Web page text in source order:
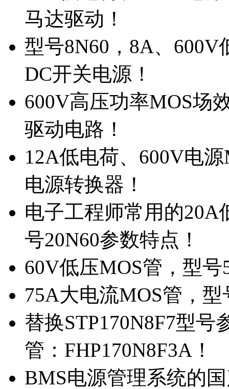
马达驱动！
型号8N60，8A、
DC开关电源！
600V高压功率MOS场
驱动电路！
12A低电荷、600V电
电源转换器！
电子工程师常用的20A
号20N60参数特点！
60V低压MOS管，型
75A大电流MOS管，
替换STP170N8F7型
管：FHP170N8F3A！
BMS电源管理系统的